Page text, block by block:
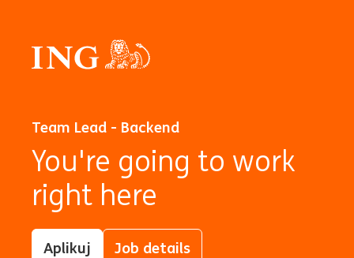
Team Lead - Backend
You're going to work
right here
Aplikuj Job details